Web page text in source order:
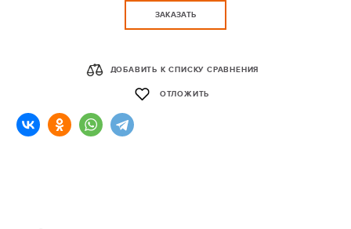
ЗАКАЗАТЬ
ДОБАВИТЬ К СПИСКУ СРАВНЕНИЯ
ОТЛОЖИТЬ